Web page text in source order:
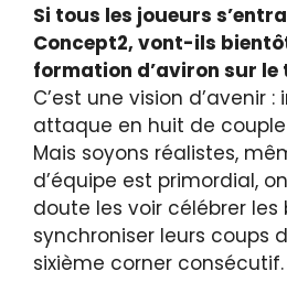
Si tous les joueurs
Concept2, vont-ils
formation d’aviron sur le
C’est une vision d’avenir
attaque en huit de
Mais soyons réalistes,
d’équipe est primordial,
doute les voir célébrer les
synchroniser leurs coups
sixième corner consécutif.